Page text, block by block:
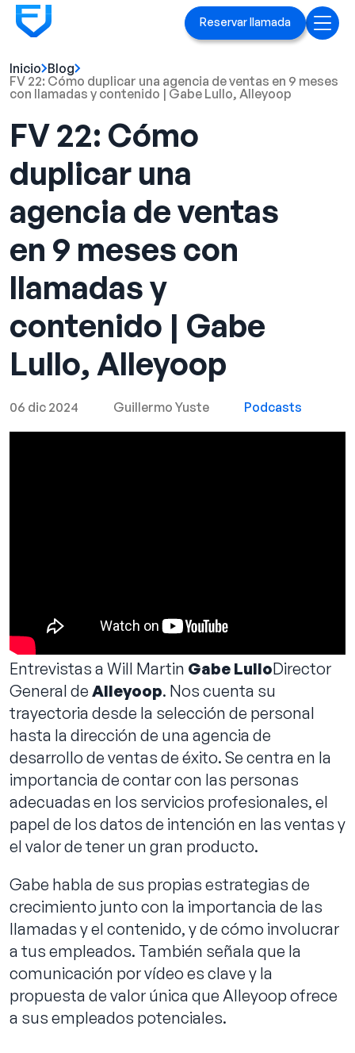
Reservar llamada
Inicio
Servicios
Anuncios en Linked[ln]
Marca ejecutiva
Blog
Playbook
Casos prácticos
Inicio Blog
FV 22: Cómo duplicar una agencia de ventas en 9 meses
con llamadas y contenido | Gabe Lullo, Alleyoop
FV 22: Cómo
duplicar una
agencia de ventas
en 9 meses con
llamadas y
contenido | Gabe
Lullo, Alleyoop
06 dic 2024 Guillermo Yuste Podcasts
Entrevistas a Will Martin Gabe LulloDirector
General de Alleyoop. Nos cuenta su
trayectoria desde la selección de personal
hasta la dirección de una agencia de
desarrollo de ventas de éxito. Se centra en la
importancia de contar con las personas
adecuadas en los servicios profesionales, el
papel de los datos de intención en las ventas y
el valor de tener un gran producto.
Gabe habla de sus propias estrategias de
crecimiento junto con la importancia de las
llamadas y el contenido, y de cómo involucrar
a tus empleados. También señala que la
comunicación por vídeo es clave y la
propuesta de valor única que Alleyoop ofrece
a sus empleados potenciales.